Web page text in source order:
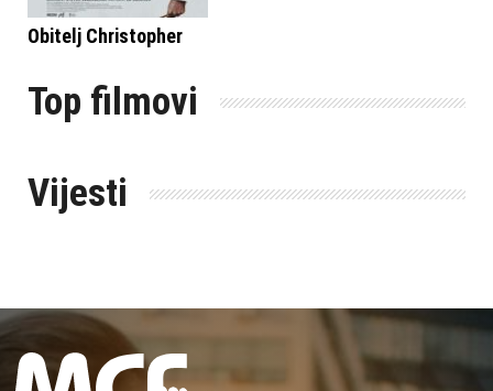
Obitelj Christopher
Top filmovi
Vijesti